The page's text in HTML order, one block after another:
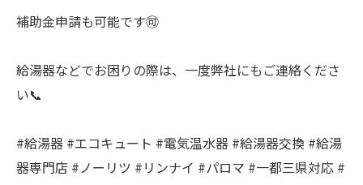
補助金申請も可能です🉑
給湯器などでお困りの際は、一度弊社にもご連絡くださ
い📞
#給湯器 #エコキュート #電気温水器 #給湯器交換 #給湯
器専門店 #ノーリツ #リンナイ #パロマ #一都三県対応 #